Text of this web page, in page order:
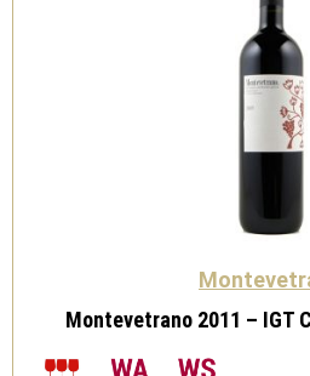
Montevetrano 2011 – IGT